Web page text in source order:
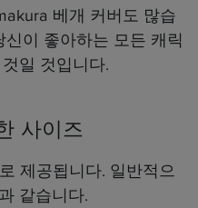
베개 커버도 많습
이 좋아하는 모든 캐릭
일 것입니다.
사이즈
제공됩니다. 일반적으
같습니다.